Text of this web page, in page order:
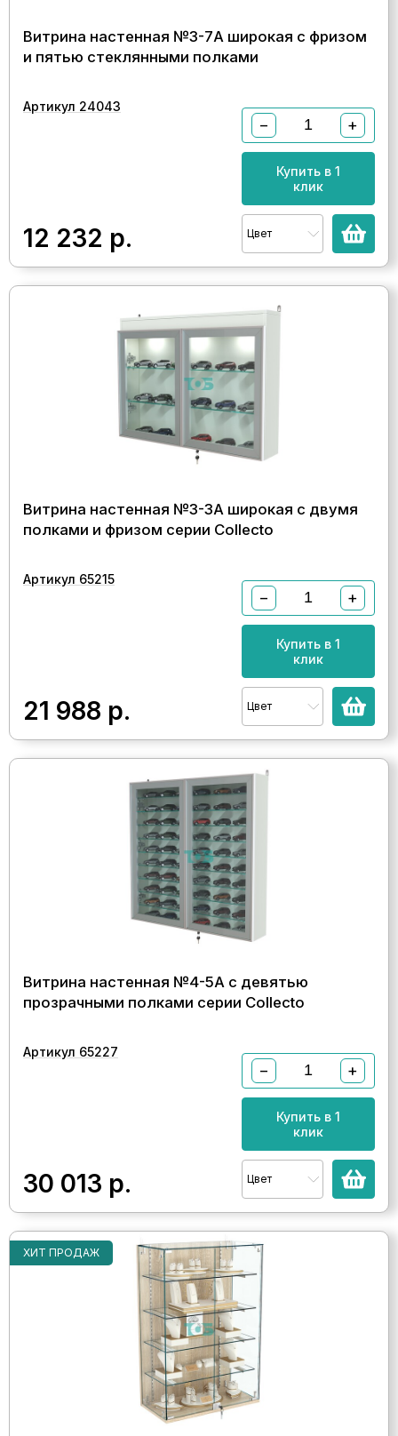
Витрина настенная №3-7А широкая с фризом
и пятью стеклянными полками
Артикул 24043
12 232 р.
− +
Купить в 1
клик
Цвет
Витрина настенная №3-3А широкая с двумя
полками и фризом серии Collecto
Артикул 65215
21 988 р.
− +
Купить в 1
клик
Цвет
Витрина настенная №4-5А с девятью
прозрачными полками серии Collecto
Артикул 65227
30 013 р.
− +
Купить в 1
клик
Цвет
ХИТ ПРОДАЖ